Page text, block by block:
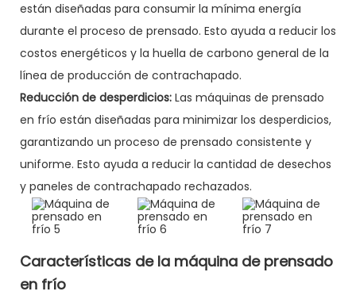
están diseñadas para consumir la mínima energía
durante el proceso de prensado. Esto ayuda a reducir los
costos energéticos y la huella de carbono general de la
línea de producción de contrachapado.
Reducción de desperdicios: Las máquinas de prensado
en frío están diseñadas para minimizar los desperdicios,
garantizando un proceso de prensado consistente y
uniforme. Esto ayuda a reducir la cantidad de desechos
y paneles de contrachapado rechazados.
Características de la máquina de prensado
en frío